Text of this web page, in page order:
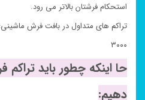
استحکام فرشتان بالاتر می رود.
۳۰۰۰
دهیم: